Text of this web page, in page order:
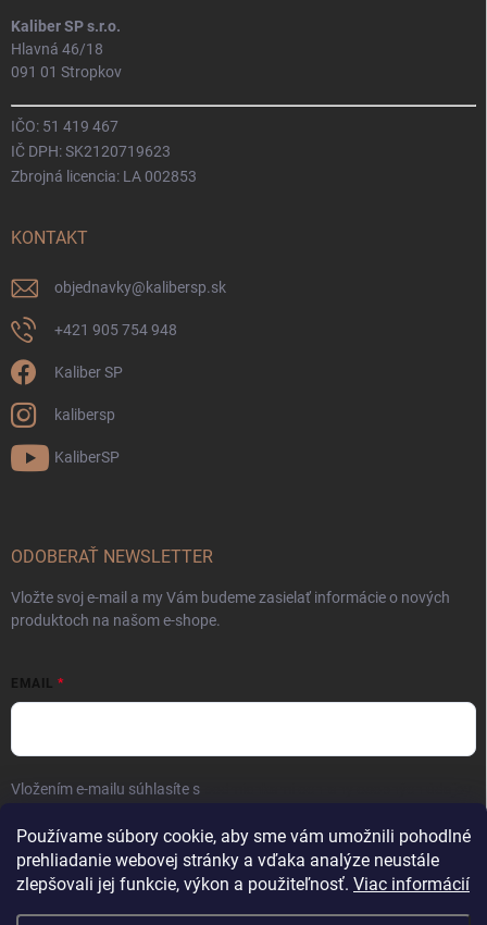
Používame súbory cookie, aby sme vám umožnili pohodlné
prehliadanie webovej stránky a vďaka analýze neustále
zlepšovali jej funkcie, výkon a použiteľnosť. Viac informácií
Kaliber SP s.r.o.
Hlavná 46/18
091 01 Stropkov
IČO: 51 419 467
IČ DPH: SK2120719623
Zbrojná licencia: LA 002853
KONTAKT
objednavky@kalibersp.sk
+421 905 754 948
Kaliber SP
kalibersp
KaliberSP
ODOBERAŤ NEWSLETTER
Vložte svoj e-mail a my Vám budeme zasielať informácie o nových
produktoch na našom e-shope.
EMAIL
Vložením e-mailu súhlasíte s
Prihlásiť sa